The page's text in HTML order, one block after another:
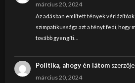
március 20, 2024
Az adásban említett tények
szimpatikussága azt a tényt fedi, hogy
tovább gyengíti…
Politika, ahogy én látomszerzője
március 20, 2024